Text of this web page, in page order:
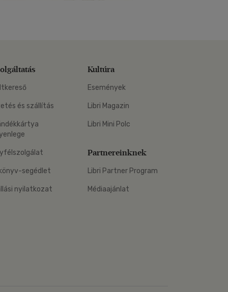
és szállítás
segédlet
nyilatkozat
Kultúra
Események
Libri Magazin
Libri Mini Polc
Partnereinknek
Libri Partner Program
Médiaajánlat